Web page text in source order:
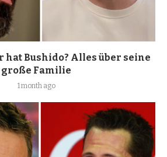
hat Bushido? Alles über seine
große Familie
1 month ago